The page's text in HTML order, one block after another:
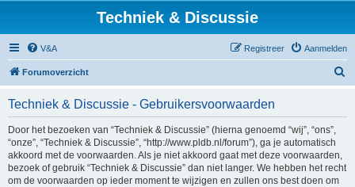
Techniek & Discussie
V&A Aanmelden
Registreer
Forumoverzicht
Techniek & Discussie - Gebruikersvoorwaarden
Door het bezoeken van “Techniek & Discussie” (hierna genoemd “wij”, “ons”,
“onze”, “Techniek & Discussie”, “http://www.pldb.nl/forum”), ga je automatisch
akkoord met de voorwaarden. Als je niet akkoord gaat met deze voorwaarden,
bezoek of gebruik “Techniek & Discussie” dan niet langer. We hebben het recht
om de voorwaarden op ieder moment te wijzigen en zullen ons best doen om